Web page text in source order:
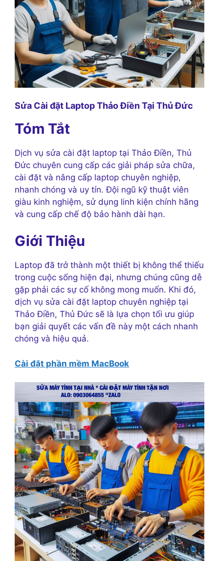
Sửa Cài đặt Laptop Thảo Điền Tại Thủ Đức
Tóm Tắt
Dịch vụ sửa cài đặt laptop tại Thảo Điền, Thủ
Đức chuyên cung cấp các giải pháp sửa chữa,
cài đặt và nâng cấp laptop chuyên nghiệp,
nhanh chóng và uy tín. Đội ngũ kỹ thuật viên
giàu kinh nghiệm, sử dụng linh kiện chính hãng
và cung cấp chế độ bảo hành dài hạn.
Giới Thiệu
Laptop đã trở thành một thiết bị không thể thiếu
trong cuộc sống hiện đại, nhưng chúng cũng dễ
gặp phải các sự cố không mong muốn. Khi đó,
dịch vụ sửa cài đặt laptop chuyên nghiệp tại
Thảo Điền, Thủ Đức sẽ là lựa chọn tối ưu giúp
bạn giải quyết các vấn đề này một cách nhanh
chóng và hiệu quả.
Cài đặt phần mềm MacBook